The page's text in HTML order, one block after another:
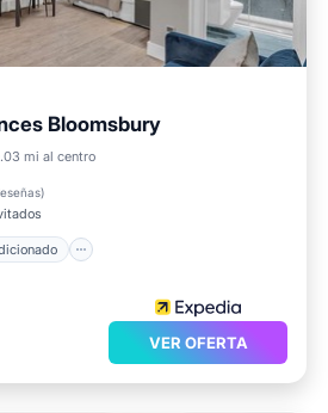
Bloomsbury
mi al centro
)
Aire acondicionado
VER OFERTA